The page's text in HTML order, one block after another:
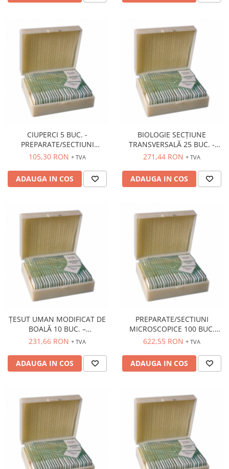
CIUPERCI 5 BUC. -
PREPARATE/SECTIUNI
MICROSCOPICE
105,30 RON + TVA
ADAUGA IN COS
BIOLOGIE SECȚIUNE
TRANSVERSALĂ 25 BUC. -
PREPARATE/SECTIUNI
271,44 RON + TVA
ADAUGA IN COS
ȚESUT UMAN MODIFICAT DE
BOALĂ 10 BUC. –
PREPARATE/SECTIUNI
231,66 RON + TVA
ADAUGA IN COS
PREPARATE/SECTIUNI
MICROSCOPICE 100 BUC.
(VEGETALE/ANIMALE)
622,55 RON + TVA
ADAUGA IN COS